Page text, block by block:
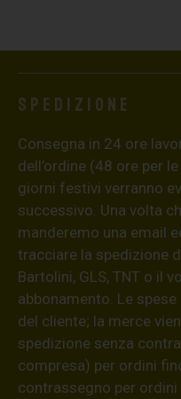
Spedizione
Consegna in 24 ore
dell’ordine (48 ore per
giorni festivi verranno
successivo. Una volta
manderemo una email
tracciare la spedizione
Bartolini, GLS, TNT o il
abbonamento. Le
del cliente; la merce
spedizione senza
compresa) per ordini
contrassegno per ordini